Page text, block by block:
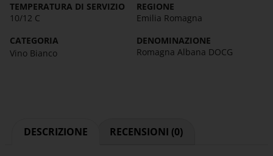
TEMPERATURA DI SERVIZIO
10/12 C
REGIONE
Emilia Romagna
CATEGORIA
Vino Bianco
DENOMINAZIONE
Romagna Albana DOCG
DESCRIZIONE RECENSIONI (0)